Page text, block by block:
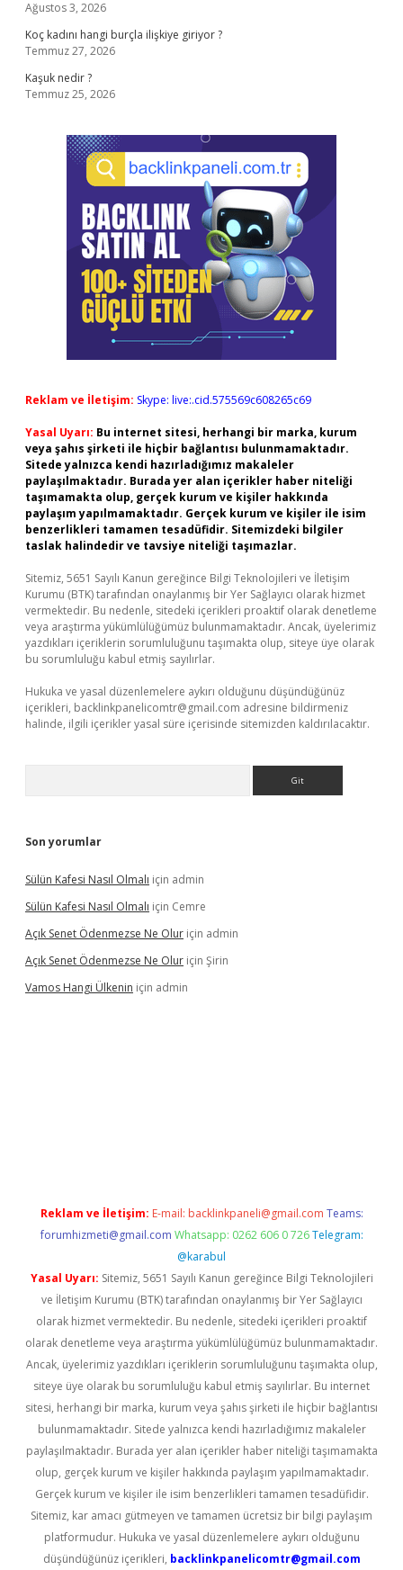
Ağustos 3, 2026
Koç kadını hangi burçla ilişkiye giriyor ?
Temmuz 27, 2026
Kaşuk nedir ?
Temmuz 25, 2026
Reklam ve İletişim: Skype: live:.cid.575569c608265c69
Yasal Uyarı: Bu internet sitesi, herhangi bir marka, kurum
veya şahıs şirketi ile hiçbir bağlantısı bulunmamaktadır.
Sitede yalnızca kendi hazırladığımız makaleler
paylaşılmaktadır. Burada yer alan içerikler haber niteliği
taşımamakta olup, gerçek kurum ve kişiler hakkında
paylaşım yapılmamaktadır. Gerçek kurum ve kişiler ile isim
benzerlikleri tamamen tesadüfidir. Sitemizdeki bilgiler
taslak halindedir ve tavsiye niteliği taşımazlar.
Sitemiz, 5651 Sayılı Kanun gereğince Bilgi Teknolojileri ve İletişim
Kurumu (BTK) tarafından onaylanmış bir Yer Sağlayıcı olarak hizmet
vermektedir. Bu nedenle, sitedeki içerikleri proaktif olarak denetleme
veya araştırma yükümlülüğümüz bulunmamaktadır. Ancak, üyelerimiz
yazdıkları içeriklerin sorumluluğunu taşımakta olup, siteye üye olarak
bu sorumluluğu kabul etmiş sayılırlar.
Hukuka ve yasal düzenlemelere aykırı olduğunu düşündüğünüz
içerikleri, backlinkpanelicomtr@gmail.com adresine bildirmeniz
halinde, ilgili içerikler yasal süre içerisinde sitemizden kaldırılacaktır.
Son yorumlar
Sülün Kafesi Nasıl Olmalı için admin
Sülün Kafesi Nasıl Olmalı için Cemre
Açık Senet Ödenmezse Ne Olur için admin
Açık Senet Ödenmezse Ne Olur için Şirin
Vamos Hangi Ülkenin için admin
Reklam ve İletişim: E-mail: backlinkpaneli@gmail.com Teams:
forumhizmeti@gmail.com Whatsapp: 0262 606 0 726 Telegram:
@karabul
Yasal Uyarı: Sitemiz, 5651 Sayılı Kanun gereğince Bilgi Teknolojileri
ve İletişim Kurumu (BTK) tarafından onaylanmış bir Yer Sağlayıcı
olarak hizmet vermektedir. Bu nedenle, sitedeki içerikleri proaktif
olarak denetleme veya araştırma yükümlülüğümüz bulunmamaktadır.
Ancak, üyelerimiz yazdıkları içeriklerin sorumluluğunu taşımakta olup,
siteye üye olarak bu sorumluluğu kabul etmiş sayılırlar. Bu internet
sitesi, herhangi bir marka, kurum veya şahıs şirketi ile hiçbir bağlantısı
bulunmamaktadır. Sitede yalnızca kendi hazırladığımız makaleler
paylaşılmaktadır. Burada yer alan içerikler haber niteliği taşımamakta
olup, gerçek kurum ve kişiler hakkında paylaşım yapılmamaktadır.
Gerçek kurum ve kişiler ile isim benzerlikleri tamamen tesadüfidir.
Sitemiz, kar amacı gütmeyen ve tamamen ücretsiz bir bilgi paylaşım
platformudur. Hukuka ve yasal düzenlemelere aykırı olduğunu
düşündüğünüz içerikleri, backlinkpanelicomtr@gmail.com